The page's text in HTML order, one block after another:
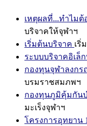
เหตุผลที่...ทำไมต้
บริจาคให้จุฬาฯ
เริ่มต้นบริจาค เริ่
ระบบบริจาคอิเล็
กองทุนจุฬาลงก
บรมราชสมภพฯ
กองทุนภูมิคุ้มกันบ
มะเร็งจุฬาฯ
โครงการอุทยาน